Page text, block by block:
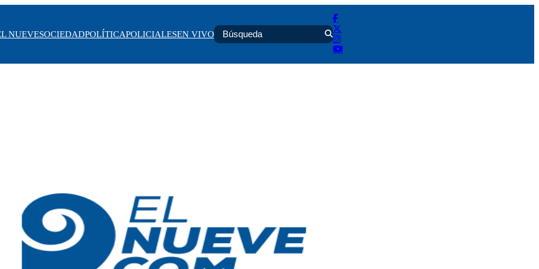
NUEVESOCIEDADPOLÍTICAPOLICIALESEN VIVO